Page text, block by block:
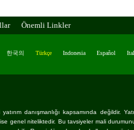
Önemli Linkler
한국의 Türkçe Indonesia Español
danışmanlığı kapsamında değildir.
genel niteliktedir. Bu tavsiyeler mali